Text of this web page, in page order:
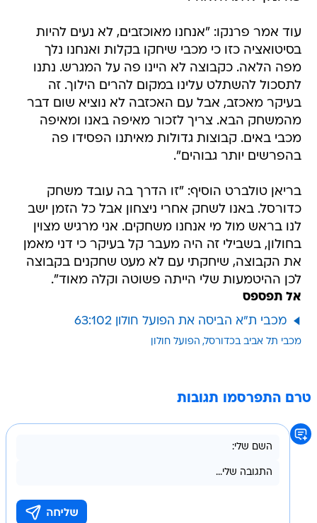
עוד אמר פרנקו: "אנחנו מאוכזבים, לא נעים להיות
בסיטואציה כזו כי מכבי שיחקו בקלות ואנחנו נלך
מפה הלאה. כקבוצה לא היינו פה על המגרש. נתנו
לתסכול להשתלט עלינו במקום להרים הילוך. זה
בעיקר מאכזב, אבל עם האכזבה לא נוציא שום דבר
מהמשחק הבא. צריך לזכור מאיפה באנו ומאיפה
מכבי באים. קבוצות גדולות מאיתנו הפסידו פה
בהפרשים יותר גבוהים".
בריאן טולברט הוסיף: "זו הדרך בה עובד משחק
כדורסל. באנו לשחק אחרי ניצחון אבל כל הזמן ישב
לנו בראש מול מי אנחנו משחקים. אני מרגיש מצוין
בחולון, בשבילי זה היה מעבר קל בעיקר כי דני מאמן
את הקבוצה, שיחקתי עם לא מעט שחקנים בקבוצה
לכן ההיטמעות שלי הייתה פשוטה וקלה מאוד".
אל תפספס
מכבי ת"א הביסה את הפועל חולון 63:102
מכבי תל אביב בכדורסל הפועל חולון
טרם התפרסמו תגובות